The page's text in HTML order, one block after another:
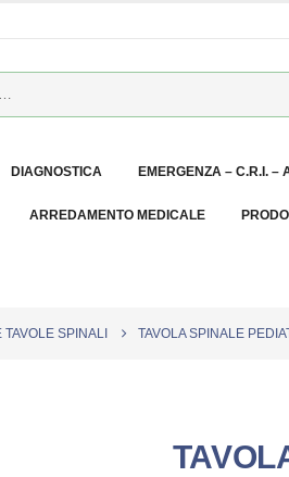
DIAGNOSTICA EMERGENZA – C.R.I. –
ARREDAMENTO MEDICALE
TAVOLE SPINALI TAVOLA SPINALE